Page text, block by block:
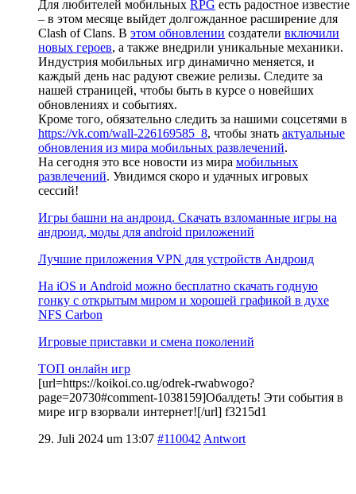
Для любителей мобильных RPG есть радостное известие
– в этом месяце выйдет долгожданное расширение для
Clash of Clans. В этом обновлении создатели включили
новых героев, а также внедрили уникальные механики.
Индустрия мобильных игр динамично меняется, и
каждый день нас радуют свежие релизы. Следите за
нашей страницей, чтобы быть в курсе о новейших
обновлениях и событиях.
Кроме того, обязательно следить за нашими соцсетями в
https://vk.com/wall-226169585_8, чтобы знать актуальные
обновления из мира мобильных развлечений.
На сегодня это все новости из мира мобильных
развлечений. Увидимся скоро и удачных игровых
сессий!
Игры башни на андроид. Скачать взломанные игры на
андроид, моды для android приложений
Лучшие приложения VPN для устройств Андроид
На iOS и Android можно бесплатно скачать годную
гонку с открытым миром и хорошей графикой в духе
NFS Carbon
Игровые приставки и смена поколений
ТОП онлайн игр
[url=https://koikoi.co.ug/odrek-rwabwogo?
page=20730#comment-1038159]Обалдеть! Эти события в
мире игр взорвали интернет![/url] f3215d1
29. Juli 2024 um 13:07 #110042 Antwort